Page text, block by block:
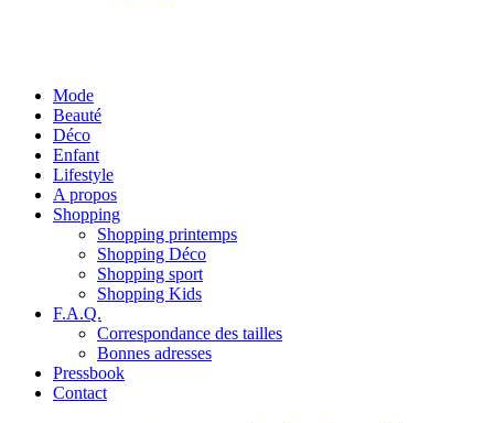
Mode
Beauté
Déco
Enfant
Lifestyle
A propos
Shopping
Shopping printemps
Shopping Déco
Shopping sport
Shopping Kids
F.A.Q.
Correspondance des tailles
Bonnes adresses
Pressbook
Contact